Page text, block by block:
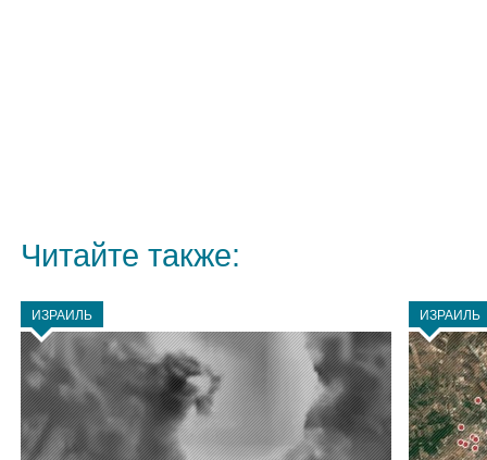
Читайте также:
ИЗРАИЛЬ ИЗРАИЛЬ